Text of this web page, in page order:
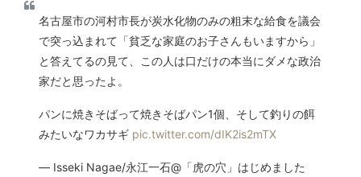
名古屋市の河村市長が炭水化物のみの粗末な給食を議会
で突っ込まれて「貧乏な家庭のお子さんもいますから」
と答えてるの見て、この人は口だけの本当にダメな政治
家だと思ったよ。
パンに焼きそばって焼きそばパン1個、そして釣りの餌
みたいなワカサギ pic.twitter.com/dIK2is2mTX
— Isseki Nagae/永江一石@「虎の穴」はじめました